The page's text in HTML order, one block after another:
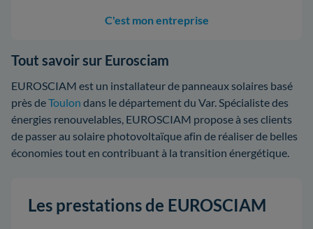
C'est mon entreprise
Tout savoir sur Eurosciam
EUROSCIAM est un installateur de panneaux solaires basé
près deToulon dans le département du Var. Spécialiste des
énergies renouvelables, EUROSCIAM propose à ses clients
de passer au solaire photovoltaïque afin de réaliser de belles
économies tout en contribuant à la transition énergétique.
Les prestations de EUROSCIAM